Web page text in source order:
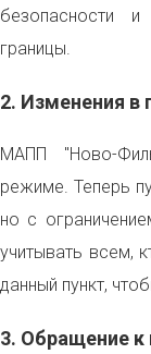
безопасности и
границы.
2. Изменения в
МАПП "Ново-
режиме. Теперь
но с
учитывать всем,
данный пункт,
3. Обращение к